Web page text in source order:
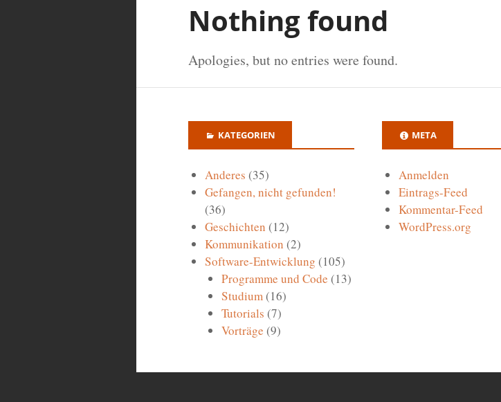
Nothing found
Apologies, but no entries were found.
KATEGORIEN
Anderes (35)
Gefangen, nicht gefunden!
(36)
Geschichten (12)
Kommunikation (2)
Software-Entwicklung (105)
Programme und Code (13)
Studium(16)
Tutorials (7)
Vorträge (9)
META
Anmelden
Eintrags-Feed
Kommentar-Feed
WordPress.org